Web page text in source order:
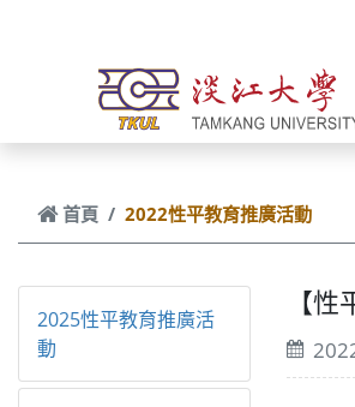
首頁 2022性平教育推廣活動
2025性平教育推廣活
動
【